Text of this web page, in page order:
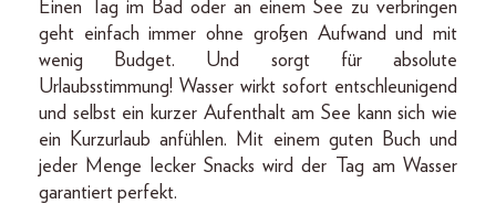
Einen Tag im Bad oder an einem See zu verbringen
geht einfach immer ohne großen Aufwand und mit
wenig Budget. Und sorgt für absolute
Urlaubsstimmung! Wasser wirkt sofort entschleunigend
und selbst ein kurzer Aufenthalt am See kann sich wie
ein Kurzurlaub anfühlen. Mit einem guten Buch und
jeder Menge lecker Snacks wird der Tag am Wasser
garantiert perfekt.